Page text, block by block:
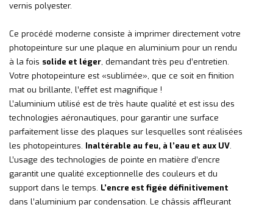
vernis polyester.
Ce procédé moderne consiste à imprimer directement votre
photopeinture sur une plaque en aluminium pour un rendu
à la fois solide et léger, demandant très peu d’entretien.
Votre photopeinture est «sublimée», que ce soit en finition
mat ou brillante, l’effet est magnifique !
L’aluminium utilisé est de très haute qualité et est issu des
technologies aéronautiques, pour garantir une surface
parfaitement lisse des plaques sur lesquelles sont réalisées
les photopeintures. Inaltérable au feu, à l’eau et aux UV.
L’usage des technologies de pointe en matière d’encre
garantit une qualité exceptionnelle des couleurs et du
support dans le temps. L’encre est figée définitivement
dans l’aluminium par condensation. Le châssis affleurant